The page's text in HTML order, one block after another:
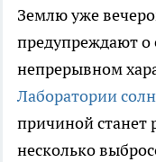
Землю уже
предупреждают о
непрерывном
Лаборатории
причиной станет
несколько